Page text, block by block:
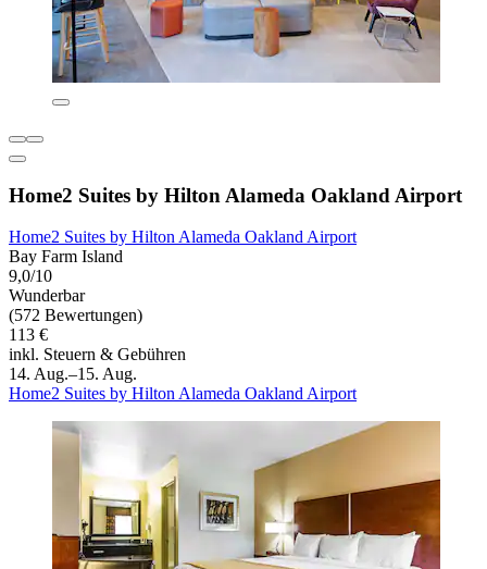
Home2 Suites by Hilton Alameda Oakland Airport
Home2 Suites by Hilton Alameda Oakland Airport
Bay Farm Island
9,0/10
Wunderbar
(572 Bewertungen)
113 €
inkl. Steuern & Gebühren
14. Aug.–15. Aug.
Home2 Suites by Hilton Alameda Oakland Airport